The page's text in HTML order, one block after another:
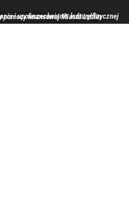
kultury fizycznej realizowane jest przy pomocy finansowej Miasta Lublin